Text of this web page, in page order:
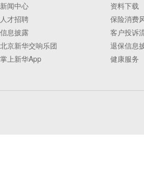
新闻中心
人才招聘
信息披露
北京新华交响乐团
掌上新华App
资料下载
保险消费
客户投诉
退保信息
健康服务